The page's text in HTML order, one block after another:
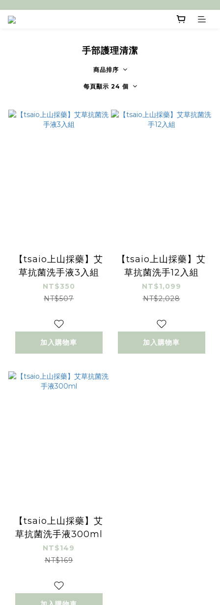
手部護理清潔
商品排序
每頁顯示 24 個
【tsaio上山採藥】艾
草抗菌洗手液3入組
NT$350
NT$507
加入購物車
【tsaio上山採藥】艾
草抗菌洗手12入組
NT$1,099
NT$2,028
加入購物車
【tsaio上山採藥】艾
草抗菌洗手液300ml
NT$149
NT$169